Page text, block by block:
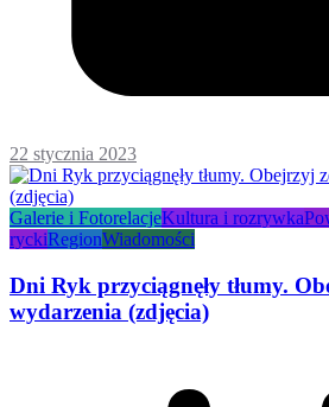
22 stycznia 2023
Galerie i FotorelacjeKultura i rozrywka
ryckiRegionWiadomości
Dni Ryk przyciągnęły tłumy.
wydarzenia (zdjęcia)